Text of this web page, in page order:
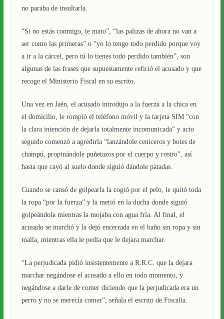
no paraba de insultarla.
“Si no estás conmigo, te mato”, “las palizas de ahora no van a
ser como las primeras” o “yo lo tengo todo perdido porque voy
a ir a la cárcel, pero tú lo tienes todo perdido también”, son
algunas de las frases que supuestamente refirió el acusado y que
recoge el Ministerio Fiscal en su escrito.
Una vez en Jaén, el acusado introdujo a la fuerza a la chica en
el domicilio, le rompió el teléfono móvil y la tarjeta SIM “con
la clara intención de dejarla totalmente incomunicada” y acto
seguido comenzó a agredirla “lanzándole ceniceros y botes de
champú, propinándole puñetazos por el cuerpo y rostro”, así
hasta que cayó al suelo donde siguió dándole patadas.
Cuando se cansó de golpearla la cogió por el pelo, le quitó toda
la ropa “por la fuerza” y la metió en la ducha donde siguió
golpeándola mientras la mojaba con agua fría. Al final, el
acusado se marchó y la dejó encerrada en el baño sin ropa y sin
toalla, mientras ella le pedía que le dejara marchar.
“La perjudicada pidió insistentemente a R.R.C. que la dejara
marchar negándose el acusado a ello en todo momento, y
negándose a darle de comer diciendo que la perjudicada era un
perro y no se merecía comer”, señala el escrito de Fiscalía.